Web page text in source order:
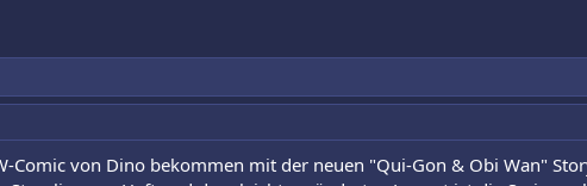
Comic von Dino bekommen mit der neuen "Qui-Gon & Obi Wan"